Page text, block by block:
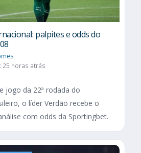
palpites e odds do
25 horas atrás
jogo da 22ª rodada do
o líder Verdão recebe o
com odds da Sportingbet.